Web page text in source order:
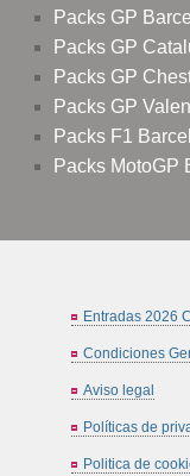
Packs GP
Packs GP
Packs GP
Packs GP
Packs F1
Packs MotoGP
Entradas 2026
Condiciones
Aviso legal
Políticas de
Politica de